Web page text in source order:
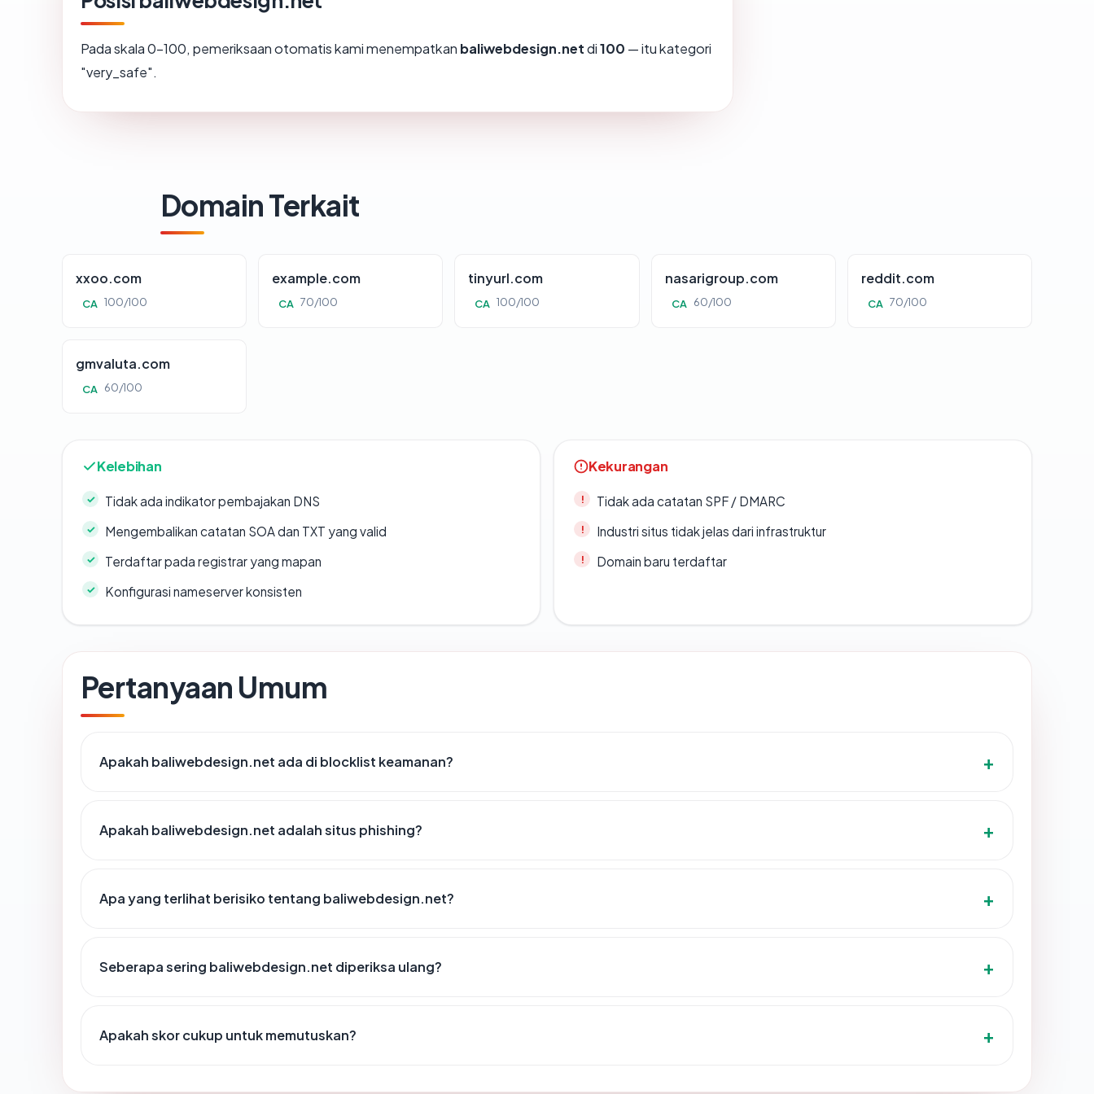
Pada skala 0-100, pemeriksaan otomatis kami menempatkan baliwebdesign.netdi100 — itu kategori
"very_safe".
Domain Terkait
xxoo.com
CA 100/100
example.com
CA 70/100
tinyurl.com
CA 100/100
nasarigroup.com
CA 60/100
reddit.com
CA 70/100
gmvaluta.com
CA 60/100
Kelebihan
Tidak ada indikator pembajakan DNS
Mengembalikan catatan SOA dan TXT yang valid
Terdaftar pada registrar yang mapan
Konfigurasi nameserver konsisten
Kekurangan
Tidak ada catatan SPF / DMARC
Industri situs tidak jelas dari infrastruktur
Domain baru terdaftar
Pertanyaan Umum
Apakah baliwebdesign.net ada di blocklist keamanan?
Apakah baliwebdesign.net adalah situs phishing?
Apa yang terlihat berisiko tentang baliwebdesign.net?
Seberapa sering baliwebdesign.net diperiksa ulang?
Apakah skor cukup untuk memutuskan?